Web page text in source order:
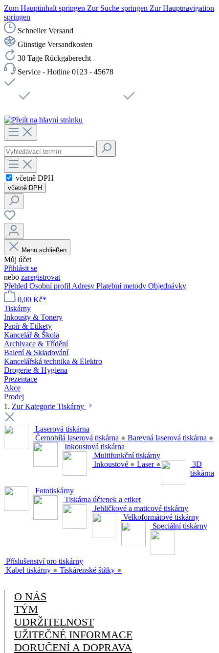
Zum Hauptinhalt springen Zur Suche springen Zur Hauptnavigation
springen
Schneller Versand
Günstige Versandkosten
30 Tage Rückgaberecht
Service - Hotline 0123 - 45678
včetně DPH
včetně DPH
Menü schließen
Můj účet
Přihlásit se
nebo zaregistrovat
Přehled Osobní profil Adresy Platební metody Objednávky
0,00 Kč*
Tiskárny
Inkousty & Tonery
Papír & Etikety
Kancelář & Škola
Archivace & Třídění
Balení & Skladování
Kancelářská technika & Elektro
Drogerie & Hygiena
Prezentace
Akce
Prodej
1. Zur Kategorie Tiskárny
Laserová tiskárna
Černobílá laserová tiskárna ● Barevná laserová tiskárna ●
Inkoustová tiskárna
Multifunkční tiskárny
Inkoustové ● Laser ●
3D
tiskárna
Fototiskárny
Tiskárna účtenek a etiket
Jehličkové a maticové tiskárny
Velkoformátové tiskárny
Speciální tiskárny
Příslušenství pro tiskárny
Kabel tiskárny ● Tiskárenské štítky ●
O NÁS
TÝM
UDRŽITELNOST
UŽITEČNÉ INFORMACE
DORUČENÍ A DOPRAVA